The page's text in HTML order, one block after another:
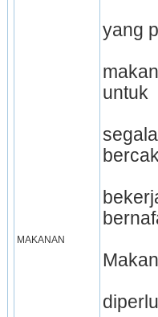
MAKANAN
yang
untuk